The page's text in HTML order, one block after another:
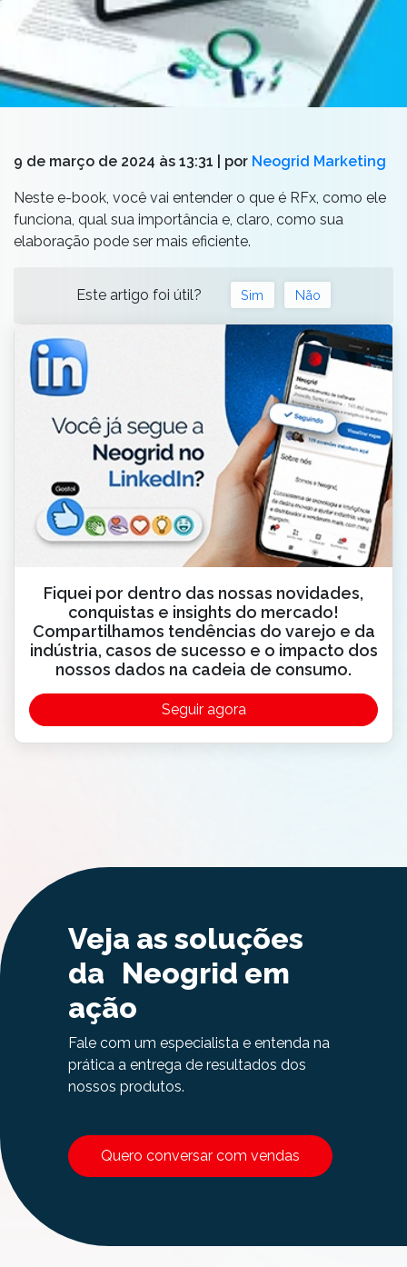
9 de março de 2024 às 13:31 | por Neogrid Marketing
Neste e-book, você vai entender o que é RFx, como ele
funciona, qual sua importância e, claro, como sua
elaboração pode ser mais eficiente.
Este artigo foi útil? Sim Não
Fiquei por dentro das nossas novidades,
conquistas e insights do mercado!
Compartilhamos tendências do varejo e da
indústria, casos de sucesso e o impacto dos
nossos dados na cadeia de consumo.
Seguir agora
Veja as soluções
da Neogrid em
ação
Fale com um especialista e entenda na
prática a entrega de resultados dos
nossos produtos.
Quero conversar com vendas